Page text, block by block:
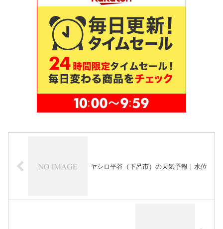
ヤシロ平谷（下呂市）の天気予報｜水位